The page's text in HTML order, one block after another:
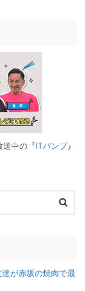
送中の『 ITパンプ』
が赤坂の焼肉で最